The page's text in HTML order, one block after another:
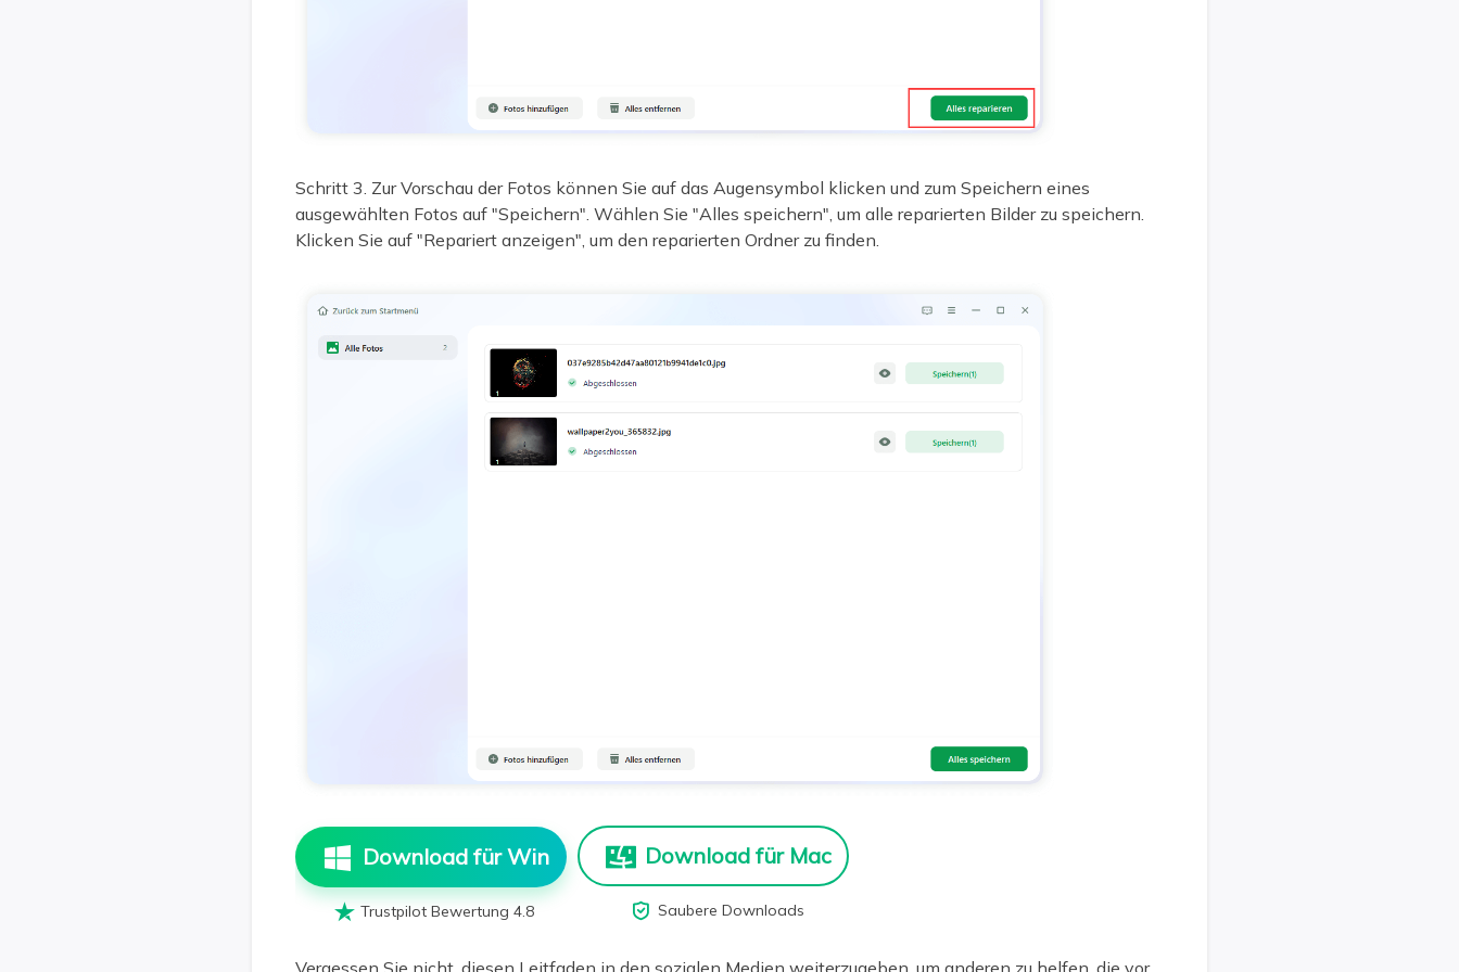
Schritt 3. Zur Vorschau der Fotos können Sie auf das Augensymbol klicken und zum Speichern eines
ausgewählten Fotos auf "Speichern". Wählen Sie "Alles speichern", um alle reparierten Bilder zu speichern.
Klicken Sie auf "Repariert anzeigen", um den reparierten Ordner zu finden.
Download für Win
 Trustpilot Bewertung 4.8
Download für Mac
 Saubere Downloads
Vergessen Sie nicht, diesen Leitfaden in den sozialen Medien weiterzugeben, um anderen zu helfen, die vor